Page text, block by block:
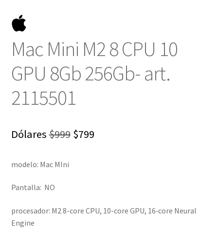
Mac Mini M2 8 CPU 10
GPU 8Gb 256Gb- art.
2115501
Dólares$999 El
$799El
modelo: Mac MIni
Pantalla: NO
procesador: M2 8-core CPU, 10-core GPU, 16‑core Neural
Engine